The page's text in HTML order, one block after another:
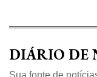
DIÁRIO DE